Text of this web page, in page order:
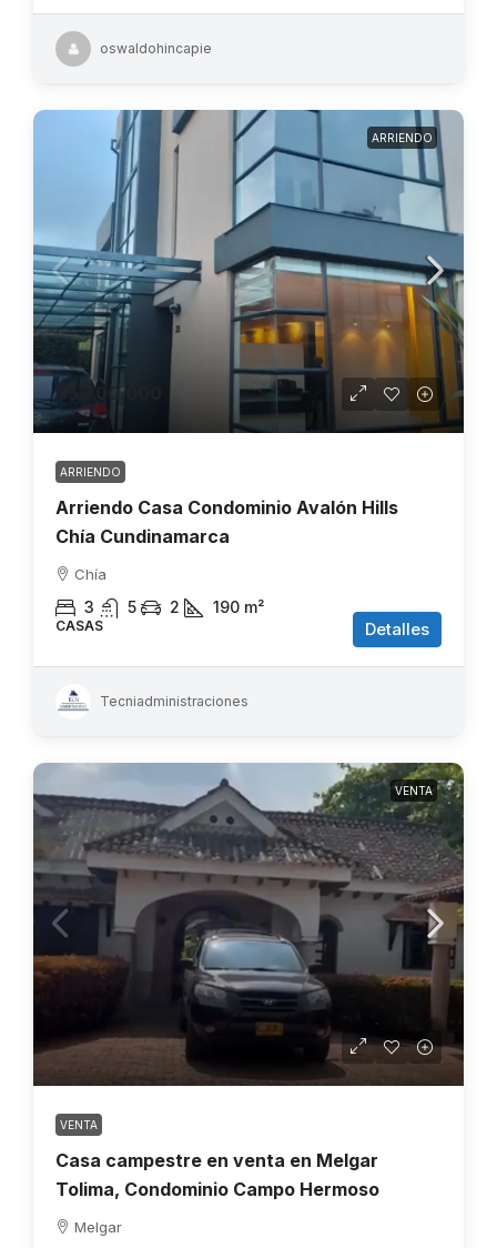
oswaldohincapie
ARRIENDO
$5.700.000
ARRIENDO
Arriendo Casa Condominio Avalón Hills
Chía Cundinamarca
Chía
3 5 2 190 m²
CASAS Detalles
Tecniadministraciones
VENTA
VENTA
Casa campestre en venta en Melgar
Tolima, Condominio Campo Hermoso
Melgar